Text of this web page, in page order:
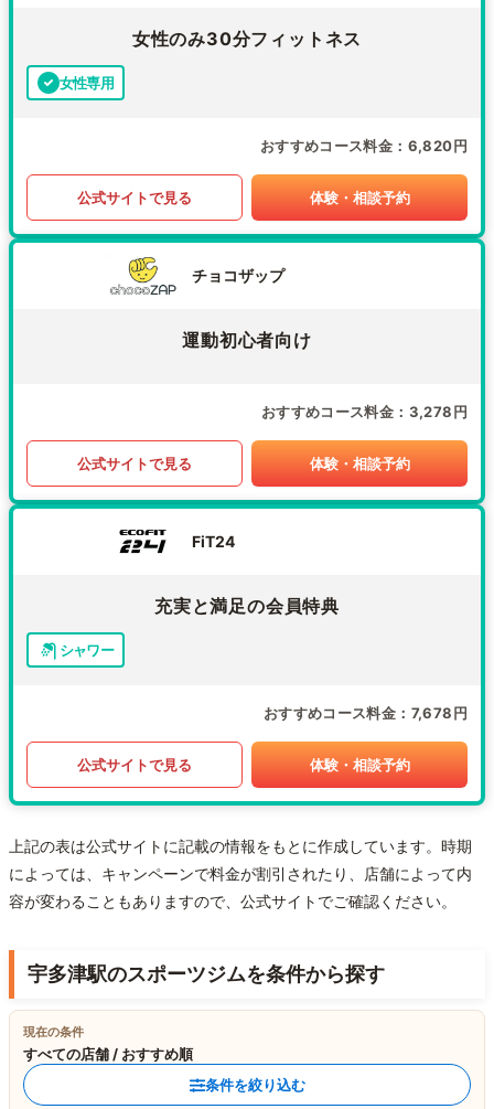
女性のみ30分フィットネス
女性専用
おすすめコース料金 6,820円
公式サイトで見る 体験・相談予約
チョコザップ
運動初心者向け
おすすめコース料金 3,278円
公式サイトで見る 体験・相談予約
FiT24
充実と満足の会員特典
シャワー
おすすめコース料金 7,678円
公式サイトで見る 体験・相談予約
上記の表は公式サイトに記載の情報をもとに作成しています。時期
によっては、キャンペーンで料金が割引されたり、店舗によって内
容が変わることもありますので、公式サイトでご確認ください。
宇多津駅のスポーツジムを条件から探す
現在の条件
すべての店舗 / おすすめ順
条件を絞り込む